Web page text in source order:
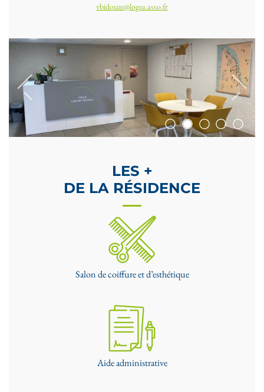
vbidouze@logea.asso.fr
LES +
DE LA RÉSIDENCE
Salon de coiffure et d’esthétique
Aide administrative